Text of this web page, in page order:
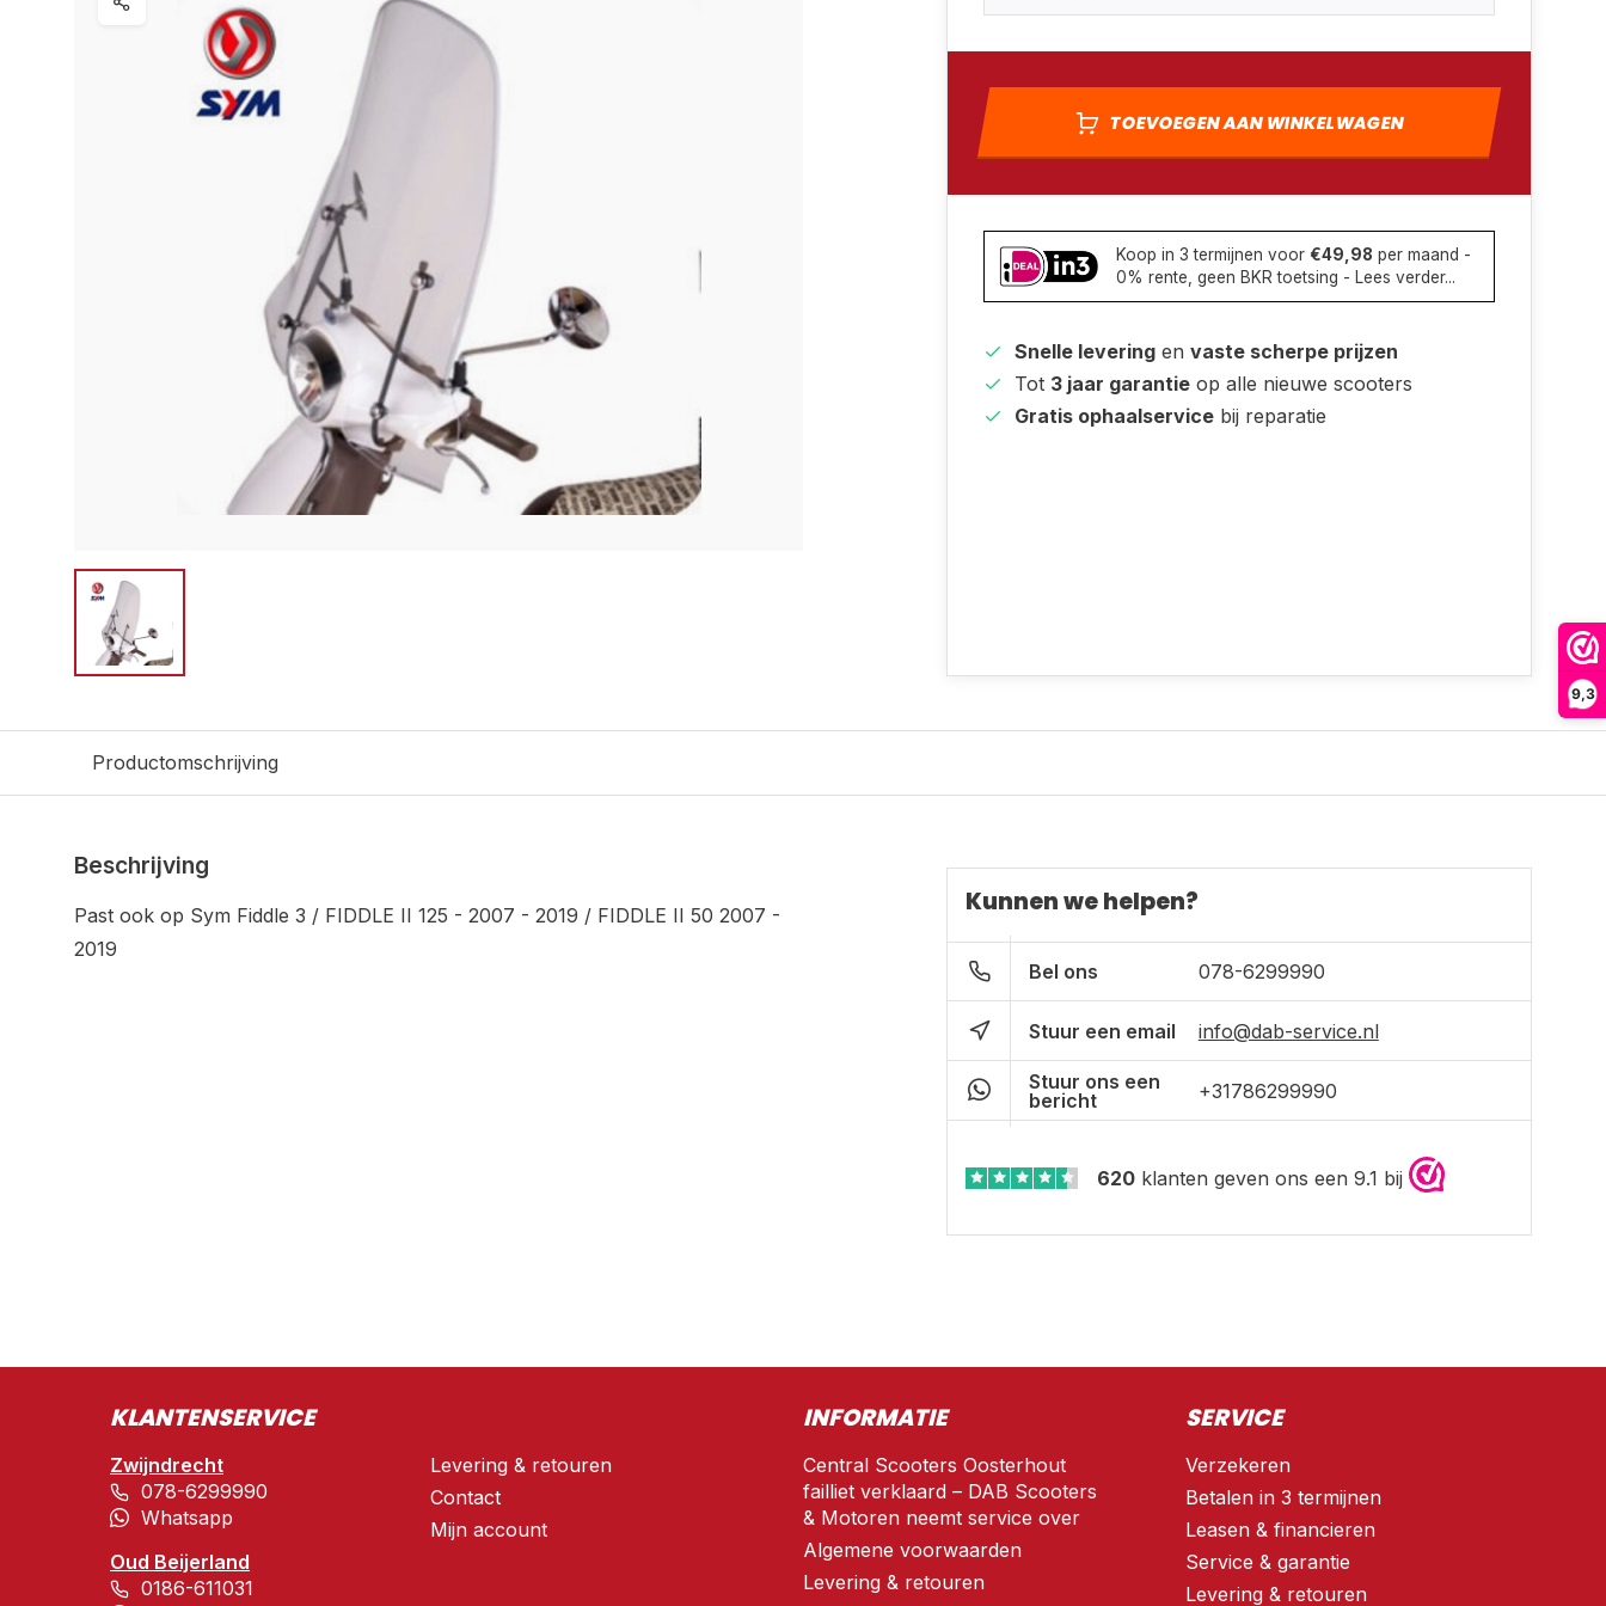
9,3
TOEVOEGEN AAN WINKELWAGEN
Koop in 3 termijnen voor €49,98 per maand -
0% rente, geen BKR toetsing - Lees verder...
Snelle levering en vaste scherpe prijzen
Tot 3 jaar garantie op alle nieuwe scooters
Gratis ophaalservice bij reparatie
Productomschrijving
Beschrijving
Past ook op Sym Fiddle 3 / FIDDLE II 125 - 2007 - 2019 / FIDDLE II 50 2007 -
2019
Kunnen we helpen?
Bel ons 078-6299990
Stuur een email info@dab-service.nl
Stuur ons een
bericht
+31786299990
620 klanten geven ons een 9.1 bij
KLANTENSERVICE
Zwijndrecht
078-6299990
Whatsapp
Oud Beijerland
0186-611031
Levering & retouren
Contact
Mijn account
INFORMATIE
Central Scooters Oosterhout
failliet verklaard – DAB Scooters
& Motoren neemt service over
Algemene voorwaarden
Levering & retouren
SERVICE
Verzekeren
Betalen in 3 termijnen
Leasen & financieren
Service & garantie
Levering & retouren